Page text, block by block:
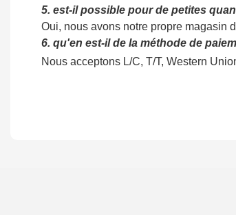
5. est-il possible pour de petites
Oui, nous avons notre propre magasin
6. qu'en est-il de la méthode de
Nous acceptons L/C, T/T, Western